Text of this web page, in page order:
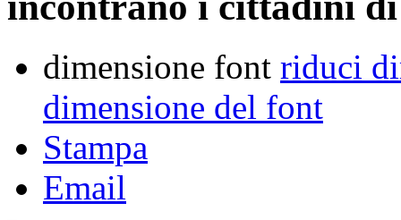
dimensione font riduci
dimensione del font
Stampa
Email